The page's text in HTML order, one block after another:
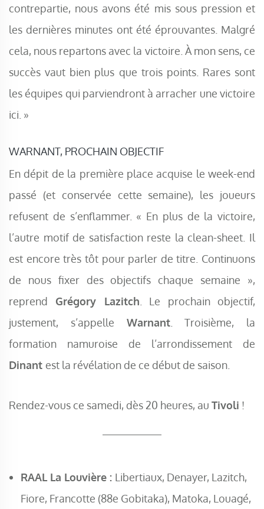
contrepartie, nous avons été mis sous pression et
les dernières minutes ont été éprouvantes. Malgré
cela, nous repartons avec la victoire. À mon sens, ce
succès vaut bien plus que trois points. Rares sont
les équipes qui parviendront à arracher une victoire
ici. »
WARNANT, PROCHAIN OBJECTIF
En dépit de la première place acquise le week-end
passé (et conservée cette semaine), les joueurs
refusent de s’enflammer. « En plus de la victoire,
l’autre motif de satisfaction reste la clean-sheet. Il
est encore très tôt pour parler de titre. Continuons
de nous fixer des objectifs chaque semaine »,
reprend Grégory Lazitch . Le prochain objectif,
justement, s’appelle Warnant. Troisième, la
formation namuroise de l’arrondissement de
Dinant est la révélation de ce début de saison.
Rendez-vous ce samedi, dès 20 heures, au Tivoli !
RAAL La Louvière : Libertiaux, Denayer, Lazitch,
Fiore, Francotte (88e Gobitaka), Matoka, Louagé,